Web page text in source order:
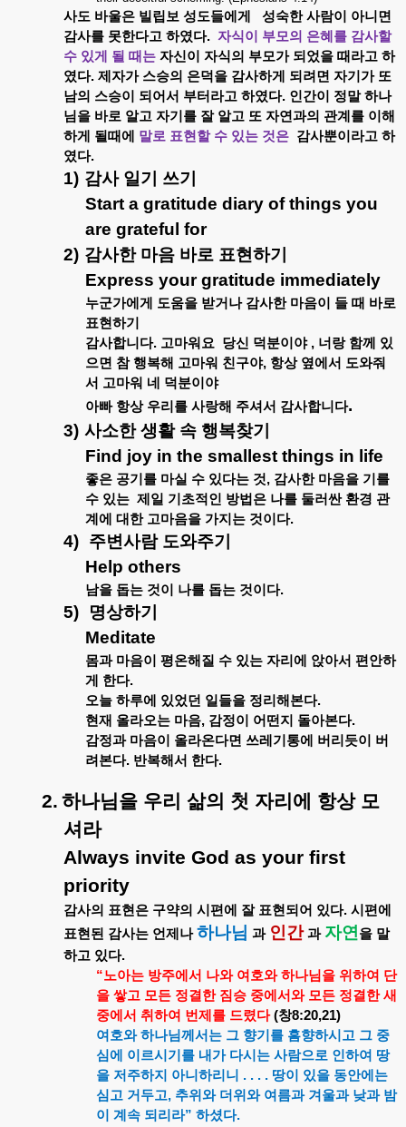
사도 바울은 빌립보 성도들에게 성숙한 사람이
아니면
감사를 못한다고 하였다. 자식이 부모의 은혜를 감사할
수 있게 될 때는 자신이 자식의 부모가 되었을 때라고 하
였다. 제자가 스승의 은덕을 감사하게 되려면 자기가 또
남의 스승이 되어서 부터라고 하였다. 인간이 정말 하나
님을 바로 알고 자기를 잘 알고 또 자연과의 관계를 이해
하게
될때에 말로 표현할 수 있는 것은 감사뿐이라고 하
였다.
1) 감사 일기
쓰기
Start a gratitude diary of things you
are grateful for
2) 감사한 마음 바로 표현하기
Express your gratitude immediately
누군가에게 도움을 받거나 감사한 마음이 들 때 바로
표현하기
감사합니다. 고마워요 당신 덕분이야 , 너랑 함께
있
으면 참 행복해 고마워 친구야, 항상 옆에서 도와줘
서 고마워 네
덕분이야
아빠 항상 우리를 사랑해 주셔서 감사합니다.
3) 사소한 생활 속 행복찾기
Find joy in the smallest things in life
좋은 공기를 마실 수 있다는 것, 감사한 마음을 기를
수 있는 제일 기초적인 방법은 나를 둘러싼 환경 관
계에
대한 고마음을 가지는 것이다.
4) 주변사람 도와주기
Help others
남을 돕는 것이 나를 돕는 것이다.
5)
명상하기
Meditate
몸과 마음이 평온해질 수 있는 자리에 앉아서 편안하
게
한다.
오늘 하루에 있었던 일들을 정리해본다.
현재 올라오는 마음, 감정이 어떤지 돌아본다.
감정과 마음이 올라온다면 쓰레기통에 버리듯이
버
려본다. 반복해서 한다.
2. 하나님을 우리 삶의 첫 자리에 항상 모
셔라
Always invite God as your first
priority
감사의 표현은 구약의 시편에 잘 표현되어 있다. 시편에
표현된 감사는 언제나 하나님 과 인간 과 자연 을 말
하고 있다.
“노아는 방주에서 나와 여호와 하나님을 위하여 단
을 쌓고 모든 정결한 짐승 중에서와 모든 정결한 새
중에서 취하여 번제를 드렸다 (창8:20,21)
여호와 하나님께서는 그 향기를 흠향하시고 그 중
심에
이르시기를 내가 다시는 사람으로 인하여 땅
을 저주하지 아니하리니 . . . . 땅이 있을 동안에는
심고 거두고, 추위와 더위와 여름과 겨울과 낮과 밤
이
계속 되리라” 하셨다.